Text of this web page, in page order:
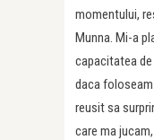
momentului,
Munna. Mi-a
capacitatea
daca
reusit sa
care ma